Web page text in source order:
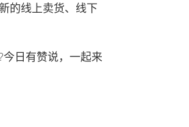
的线上卖货、线下
日有赞说，一起来